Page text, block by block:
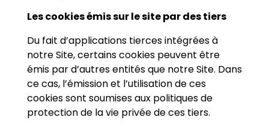
Les cookies émis sur le site par des tiers
Du fait d’applications tierces intégrées à
notre Site, certains cookies peuvent être
émis par d’autres entités que notre Site. Dans
ce cas, l’émission et l’utilisation de ces
cookies sont soumises aux politiques de
protection de la vie privée de ces tiers.